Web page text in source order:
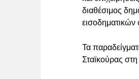
διαθέσιμος
εισοδηματικών
Τα
Σταϊκούρας